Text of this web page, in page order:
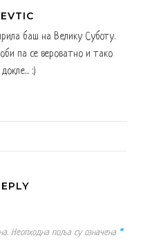
баш на Велику Суботу.
па се вероватно и тако
:)
Неопходна поља су означена *